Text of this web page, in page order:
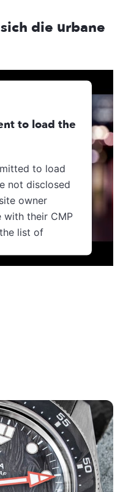
die urbane
to load the
to load
not disclosed
owner
with their CMP
list of